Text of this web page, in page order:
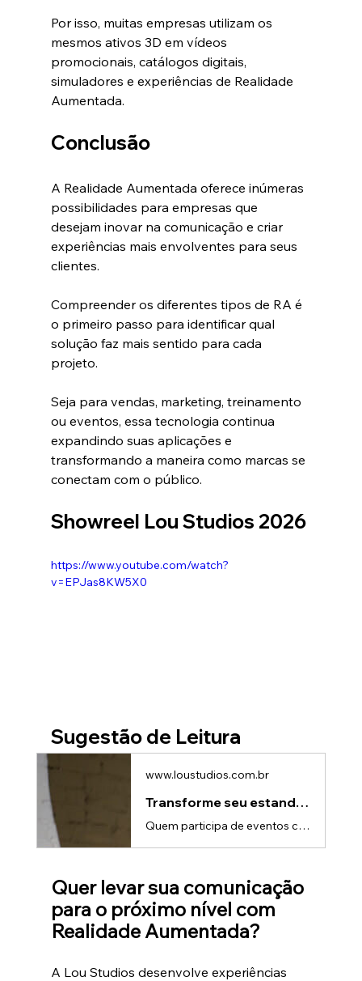
Por isso, muitas empresas utilizam os
mesmos ativos 3D em vídeos
promocionais, catálogos digitais,
simuladores e experiências de Realidade
Aumentada.
Conclusão
A Realidade Aumentada oferece inúmeras
possibilidades para empresas que
desejam inovar na comunicação e criar
experiências mais envolventes para seus
clientes.
Compreender os diferentes tipos de RA é
o primeiro passo para identificar qual
solução faz mais sentido para cada
projeto.
Seja para vendas, marketing, treinamento
ou eventos, essa tecnologia continua
expandindo suas aplicações e
transformando a maneira como marcas se
conectam com o público.
Showreel Lou Studios 2026
https://www.youtube.com/watch?
v=EPJas8KW5X0
Sugestão de Leitura
www.loustudios.com.br
Transforme seu estande com gamificação: Dicas da Lou Studios
Quem participa de eventos corporativos sabe:não basta apenas montar um estande bonito.Hoje, empresas competem com: • Telões gigantes • Experiências interativas • Ativações visuais • Conteúdos imersivos • Tecnologia • Ações promocionaisE em meio a tantos estímulos, um dos maiores desafios é fazer o público parar no estande.É justamente por isso que a gamificação vem se tornando uma das estratégias mais eficientes para aumentar fluxo de visitantes, engajamento e retenção em feiras e eventos.Mais d
Quer levar sua comunicação
para o próximo nível com
Realidade Aumentada?
A Lou Studios desenvolve experiências